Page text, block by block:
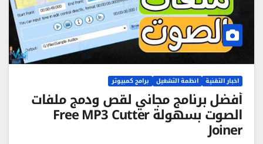
اخبار التقنية انظمة التشغيل برامج كمبيوتر
أفضل برنامج مجاني لقص ودمج ملفات
الصوت بسهولة Free MP3 Cutter
Joiner